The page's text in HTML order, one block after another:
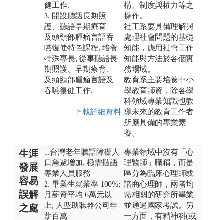
健工作.
3. 開設聽語長期照
護、聽語早期療育、
及頭頸部腫瘤言語吞
嚥復健特色課程, 培養
特殊專長, 從事聽語長
期照護、早期療育、
及頭頸部腫瘤言語及
吞嚥復健工作.
下載詳細資料
構、制度與權力等之
操作。
社工系要具備理解與
處理社會問題的基礎
知能，應用社會工作
知能與方法於各個實
務場域。
教育系主要培養中小
學教育師資，除各學
科領域專業知識也教
導未來的教育工作者
所應具備的專業素
養。
生涯
發展
容易
誤解
之處
1.台灣老年聽語障礙人
口急遽增加, 極需聽語
專業人員服務
2. 畢業生就業率 100%;
月薪資平均 6萬元以
上, 大型助聽器公司年
薪百萬
專業領域中沒有「心
理醫師」職稱，而是
區分為臨床心理師或
諮商心理師，兩者均
需相關的研究所畢業
並通過國家考試。另
一方面，有精神科(或